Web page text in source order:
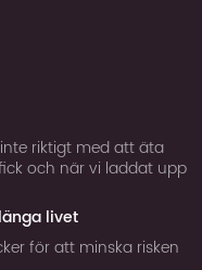
riktigt med att äta
och när vi laddat upp
torka rabarber. Tor...
livet
för att minska risken